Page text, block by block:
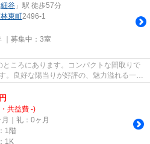
細谷 」駅 徒歩57分
東町2496-1
募集中： 3室
ころにあります。コンパクトな間取りで
。良好な陽当りが好評の、魅力溢れる一押
円
共益費 -)
｜礼：0ヶ月
1階
1K